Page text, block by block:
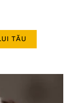
TĂU